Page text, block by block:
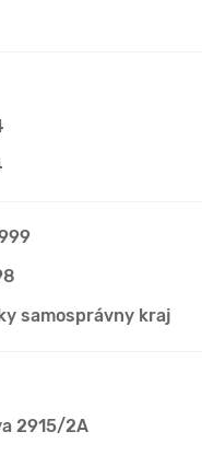
samosprávny kraj
2915/2A